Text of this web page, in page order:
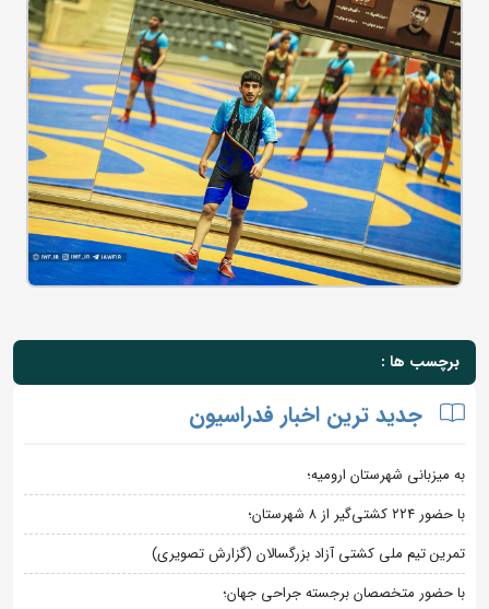
برچسب ها :
جدید ترین اخبار فدراسیون
به میزبانی شهرستان ارومیه؛
با حضور ۲۲۴ کشتی‌گیر از ۸ شهرستان؛
تمرین تیم ملی کشتی آزاد بزرگسالان (گزارش تصویری)
با حضور متخصصان برجسته جراحی جهان؛